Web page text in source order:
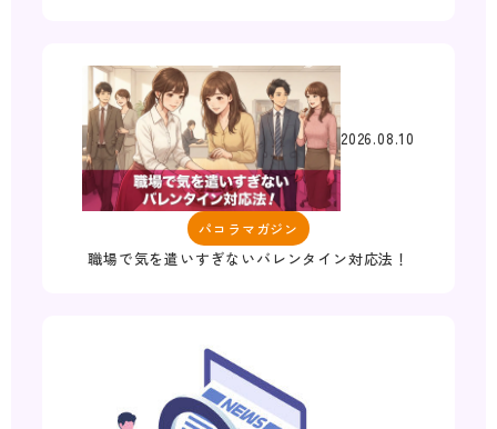
2026.08.10
パコラマガジン
職場で気を遣いすぎないバレンタイン対応法！